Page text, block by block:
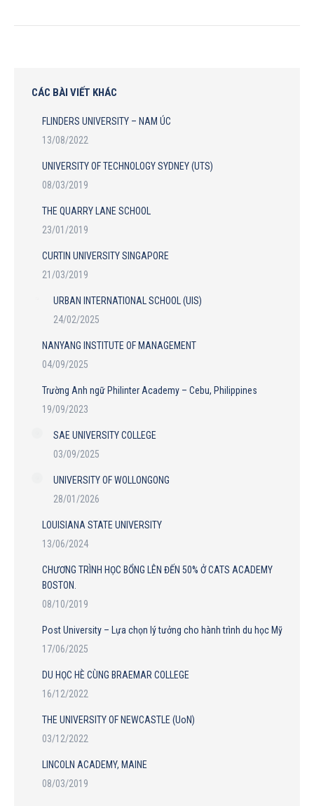
CÁC BÀI VIẾT KHÁC
FLINDERS UNIVERSITY – NAM ÚC
13/08/2022
UNIVERSITY OF TECHNOLOGY SYDNEY (UTS)
08/03/2019
THE QUARRY LANE SCHOOL
23/01/2019
CURTIN UNIVERSITY SINGAPORE
21/03/2019
URBAN INTERNATIONAL SCHOOL (UIS)
24/02/2025
NANYANG INSTITUTE OF MANAGEMENT
04/09/2025
Trường Anh ngữ Philinter Academy – Cebu, Philippines
19/09/2023
SAE UNIVERSITY COLLEGE
03/09/2025
UNIVERSITY OF WOLLONGONG
28/01/2026
LOUISIANA STATE UNIVERSITY
13/06/2024
CHƯƠNG TRÌNH HỌC BỔNG LÊN ĐẾN 50% Ở CATS ACADEMY
BOSTON.
08/10/2019
Post University – Lựa chọn lý tưởng cho hành trình du học Mỹ
17/06/2025
DU HỌC HÈ CÙNG BRAEMAR COLLEGE
16/12/2022
THE UNIVERSITY OF NEWCASTLE (UoN)
03/12/2022
LINCOLN ACADEMY, MAINE
08/03/2019